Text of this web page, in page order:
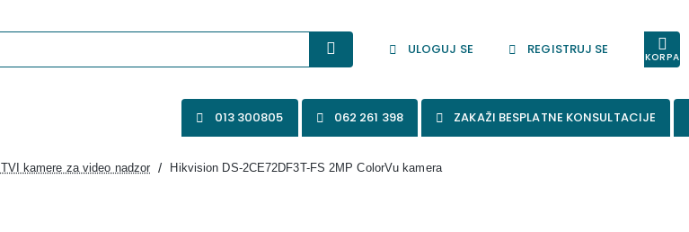
ULOGUJ SE REGISTRUJ SE KORPA
SVE ZA VIDEO NADZOR
013 300805 062 261 398 ZAKAŽI BESPLATNE KONSULTACIJE
TVI kamere za video nadzor Hikvision DS-2CE72DF3T-FS 2MP ColorVu kamera